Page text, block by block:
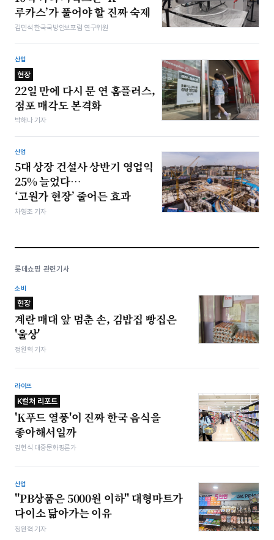
루카스’가 풀어야 할 진짜 숙제
김민석 한국국방안보포럼 연구위원
산업
현장
22일 만에 다시 문 연 홈플러스,
점포 매각도 본격화
박해나 기자
산업
5대 상장 건설사 상반기 영업익
25% 늘었다…
‘고원가 현장’ 줄어든 효과
차형조 기자
롯데쇼핑 관련기사
소비
현장
계란 매대 앞 멈춘 손, 김밥집 빵집은
'울상'
정원혁 기자
라이프
K컬처 리포트
'K푸드 열풍'이 진짜 한국 음식을
좋아해서일까
김헌식 대중문화평론가
산업
"PB상품은 5000원 이하" 대형마트가
다이소 닮아가는 이유
정원혁 기자